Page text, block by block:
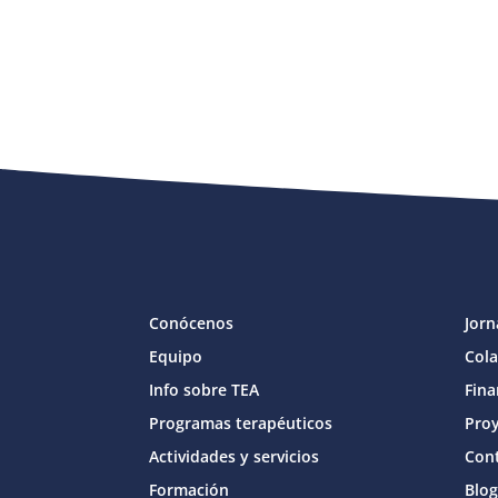
Conócenos
Equipo
Info sobre TEA
Programas terapéuticos
Actividades y servicios
Formación
Blog